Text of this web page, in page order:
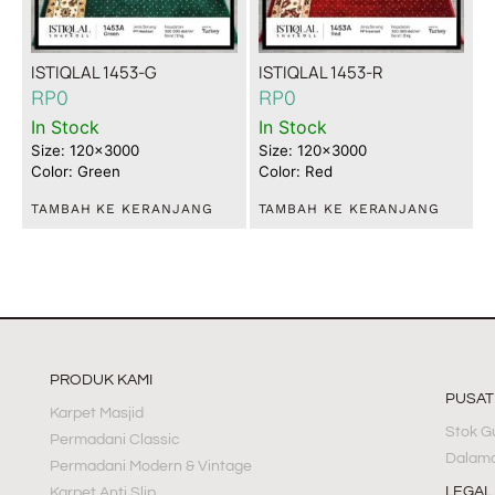
ISTIQLAL 1453-G
RP0
In Stock
Size: 120x3000
Color: Green
TAMBAH KE KERANJANG
ISTIQLAL 1453-R
RP0
In Stock
Size: 120x3000
Color: Red
TAMBAH KE KERANJANG
PRODUK KAMI
Karpet Masjid
Permadani Classic
Permadani Modern & Vintage
Stok
LEGAL